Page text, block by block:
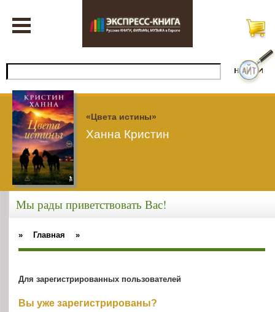
«Цвета истины»
Ханна Кристин
Мы рады приветствовать Вас!
» Главная »
Для зарегистрированных пользователей
Вы уже зарегистрированы?